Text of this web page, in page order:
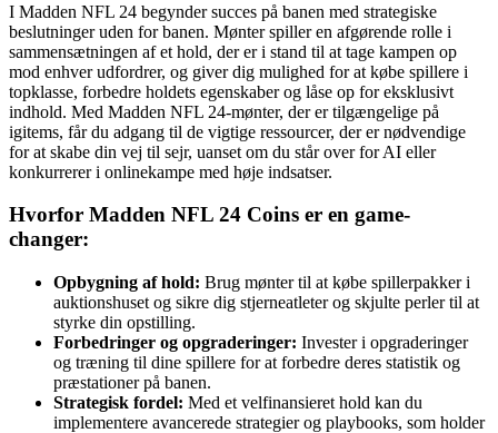
I Madden NFL 24 begynder succes på banen med strategiske
beslutninger uden for banen. Mønter spiller en afgørende rolle i
sammensætningen af et hold, der er i stand til at tage kampen op
mod enhver udfordrer, og giver dig mulighed for at købe spillere i
topklasse, forbedre holdets egenskaber og låse op for eksklusivt
indhold. Med Madden NFL 24-mønter, der er tilgængelige på
igitems, får du adgang til de vigtige ressourcer, der er nødvendige
for at skabe din vej til sejr, uanset om du står over for AI eller
konkurrerer i onlinekampe med høje indsatser.
Hvorfor Madden NFL 24 Coins er en game-
changer:
Opbygning af hold: Brug mønter til at købe spillerpakker i
auktionshuset og sikre dig stjerneatleter og skjulte perler til at
styrke din opstilling.
Forbedringer og opgraderinger: Invester i opgraderinger
og træning til dine spillere for at forbedre deres statistik og
præstationer på banen.
Strategisk fordel: Med et velfinansieret hold kan du
implementere avancerede strategier og playbooks, som holder